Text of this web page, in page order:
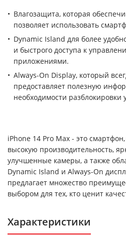
Влагозащита, которая
позволяет использовать
Dynamic Island для более
и быстрого доступа к
приложениями.
Always-On Display, который
предоставляет полезную
необходимости разблокировки
iPhone 14 Pro Max - это
высокую производительность,
улучшенные камеры, а также
Dynamic Island и Always-On
предлагает множество
выбором для тех, кто ценит
Характеристики